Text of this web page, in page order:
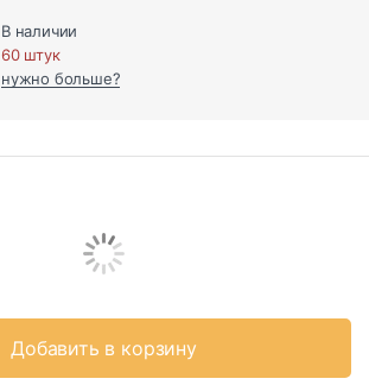
В наличии
60 штук
нужно больше?
Добавить в корзину